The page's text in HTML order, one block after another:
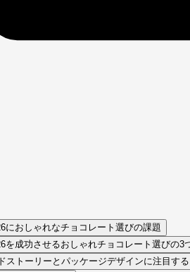
におしゃれなチョコレート選びの課題
を成功させるおしゃれチョコレート選びの3
ストーリーとパッケージデザインに注目する